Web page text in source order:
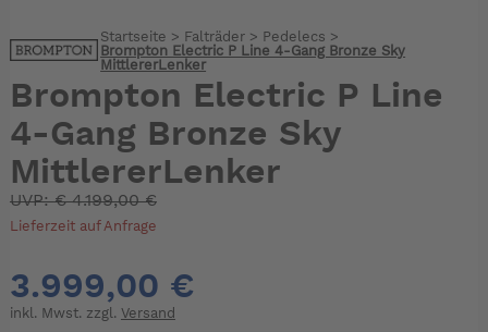
Startseite > Falträder > Pedelecs >
Brompton Electric P Line 4-Gang Bronze Sky
MittlererLenker
Brompton Electric P Line
4-Gang Bronze Sky
MittlererLenker
UVP:€4.199,00 €
Lieferzeit auf Anfrage
3.999,00 €
inkl. Mwst. zzgl. Versand